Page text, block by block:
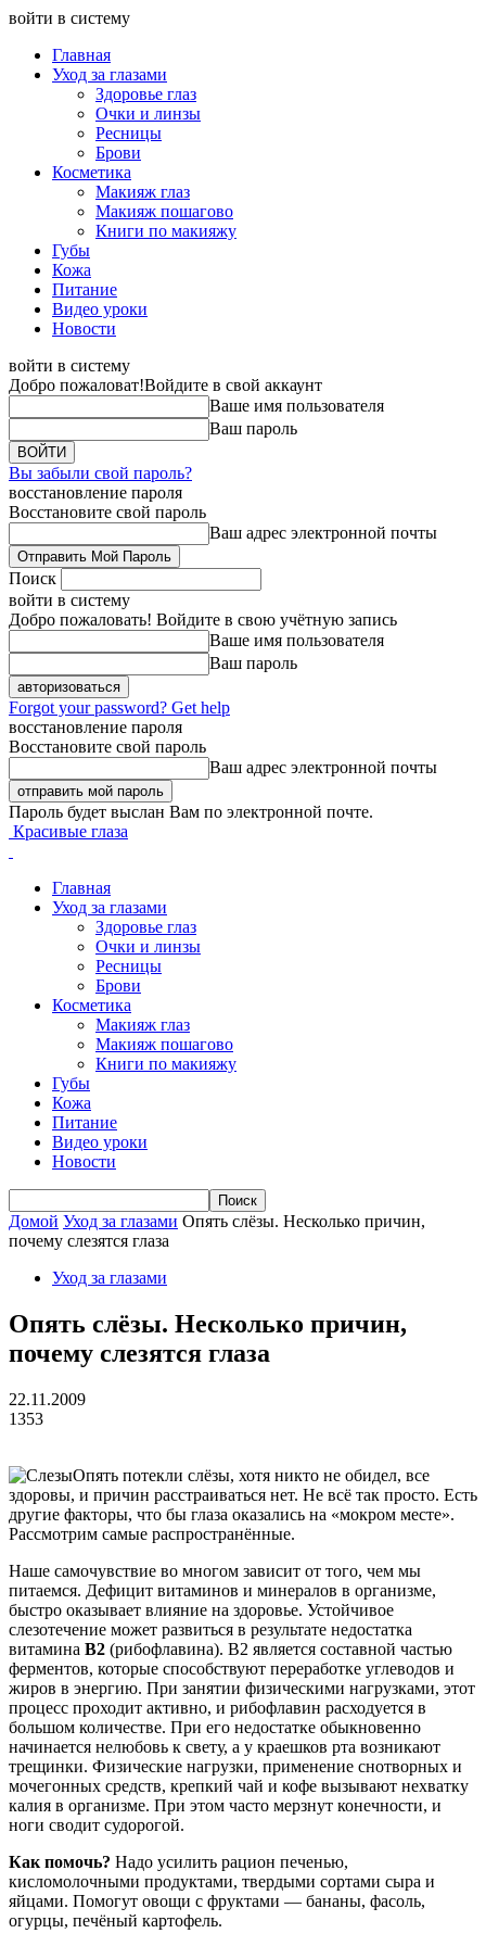
войти в систему
Главная
Уход за глазами
Здоровье глаз
Очки и линзы
Ресницы
Брови
Косметика
Макияж глаз
Макияж пошагово
Книги по макияжу
Губы
Кожа
Питание
Видео уроки
Новости
войти в систему
Добро пожаловат!Войдите в свой аккаунт
Ваше имя пользователя
Ваш пароль
Вы забыли свой пароль?
восстановление пароля
Восстановите свой пароль
Ваш адрес электронной почты
Поиск
войти в систему
Добро пожаловать! Войдите в свою учётную запись
Ваше имя пользователя
Ваш пароль
Forgot your password? Get help
восстановление пароля
Восстановите свой пароль
Ваш адрес электронной почты
Пароль будет выслан Вам по электронной почте.
Красивые глаза
Главная
Уход за глазами
Здоровье глаз
Очки и линзы
Ресницы
Брови
Косметика
Макияж глаз
Макияж пошагово
Книги по макияжу
Губы
Кожа
Питание
Видео уроки
Новости
Домой Уход за глазами Опять слёзы. Несколько причин,
почему слезятся глаза
Уход за глазами
Опять слёзы. Несколько причин,
почему слезятся глаза
22.11.2009
1353
Опять потекли слёзы, хотя никто не обидел, все
здоровы, и причин расстраиваться нет. Не всё так просто. Есть
другие факторы, что бы глаза оказались на «мокром месте».
Рассмотрим самые распространённые.
Наше самочувствие во многом зависит от того, чем мы
питаемся. Дефицит витаминов и минералов в организме,
быстро оказывает влияние на здоровье. Устойчивое
слезотечение может развиться в результате недостатка
витамина В2 (рибофлавина). В2 является составной частью
ферментов, которые способствуют переработке углеводов и
жиров в энергию. При занятии физическими нагрузками, этот
процесс проходит активно, и рибофлавин расходуется в
большом количестве. При его недостатке обыкновенно
начинается нелюбовь к свету, а у краешков рта возникают
трещинки. Физические нагрузки, применение снотворных и
мочегонных средств, крепкий чай и кофе вызывают нехватку
калия в организме. При этом часто мерзнут конечности, и
ноги сводит судорогой.
Как помочь? Надо усилить рацион печенью,
кисломолочными продуктами, твердыми сортами сыра и
яйцами. Помогут овощи с фруктами — бананы, фасоль,
огурцы, печёный картофель.